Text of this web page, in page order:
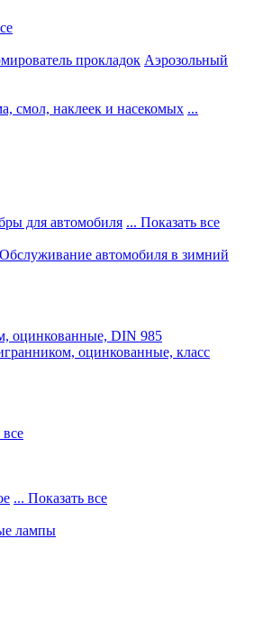
прокладок Аэрозольный
смол, наклеек и насекомых ...
для автомобиля ... Показать все
Обслуживание автомобиля в зимний
оцинкованные, DIN 985
оцинкованные, класс
все
... Показать все
лампы